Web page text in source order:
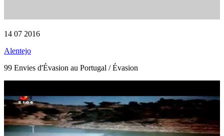
14 07 2016
Alentejo
99 Envies d'Évasion au Portugal / Évasion